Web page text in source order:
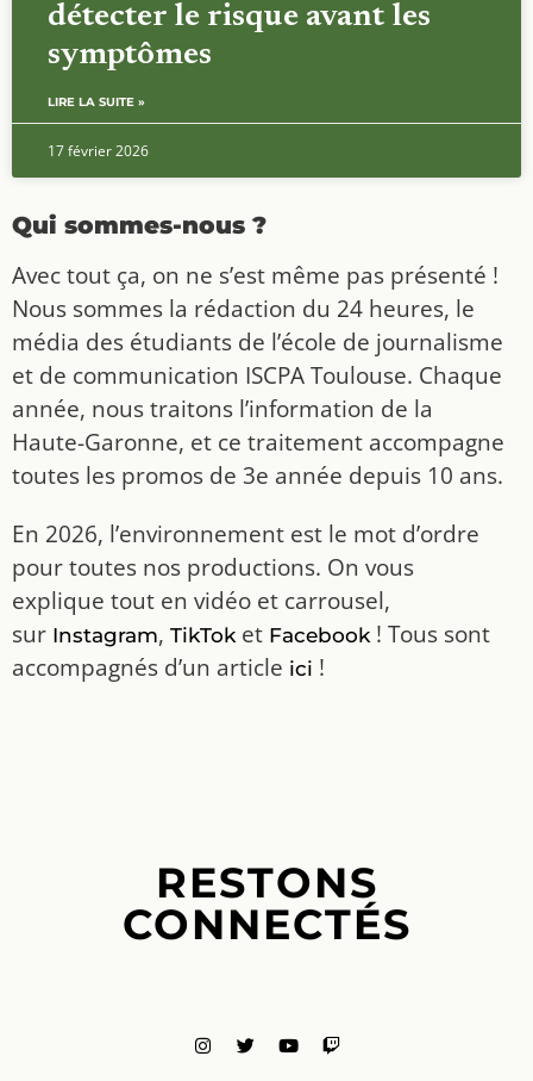
détecter le risque avant les
symptômes
LIRE LA SUITE »
17 février 2026
Qui sommes-nous ?
Avec tout ça, on ne s’est même pas présenté !
Nous sommes la rédaction du 24 heures, le
média des étudiants de l’école de journalisme
et de communication ISCPA Toulouse. Chaque
année, nous traitons l’information de la
Haute-Garonne, et ce traitement accompagne
toutes les promos de 3e année depuis 10 ans.
En 2026, l’environnement est le mot d’ordre
pour toutes nos productions. On vous
explique tout en vidéo et carrousel,
sur Instagram, TikToket Facebook! Tous sont
accompagnés d’un article ici !
RESTONS
CONNECTÉS